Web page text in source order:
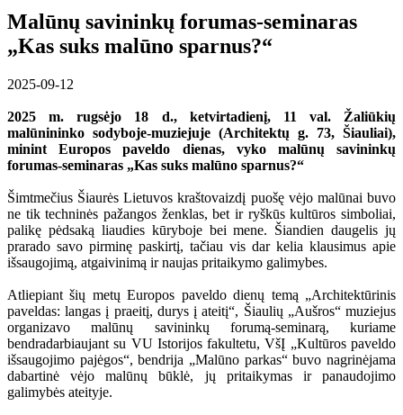
Malūnų savininkų forumas-seminaras
„Kas suks malūno sparnus?“
2025-09-12
2025 m. rugsėjo 18 d., ketvirtadienį, 11 val. Žaliūkių
malūnininko sodyboje-muziejuje (Architektų g. 73, Šiauliai),
minint Europos paveldo dienas, vyko malūnų savininkų
forumas-seminaras „Kas suks malūno sparnus?“
Šimtmečius Šiaurės Lietuvos kraštovaizdį puošę vėjo malūnai buvo
ne tik techninės pažangos ženklas, bet ir ryškūs kultūros simboliai,
palikę pėdsaką liaudies kūryboje bei mene. Šiandien daugelis jų
prarado savo pirminę paskirtį, tačiau vis dar kelia klausimus apie
išsaugojimą, atgaivinimą ir naujas pritaikymo galimybes.
Atliepiant šių metų Europos paveldo dienų temą „Architektūrinis
paveldas: langas į praeitį, durys į ateitį“, Šiaulių „Aušros“ muziejus
organizavo malūnų savininkų forumą-seminarą, kuriame
bendradarbiaujant su VU Istorijos fakultetu, VšĮ „Kultūros paveldo
išsaugojimo pajėgos“, bendrija „Malūno parkas“ buvo nagrinėjama
dabartinė vėjo malūnų būklė, jų pritaikymas ir panaudojimo
galimybės ateityje.